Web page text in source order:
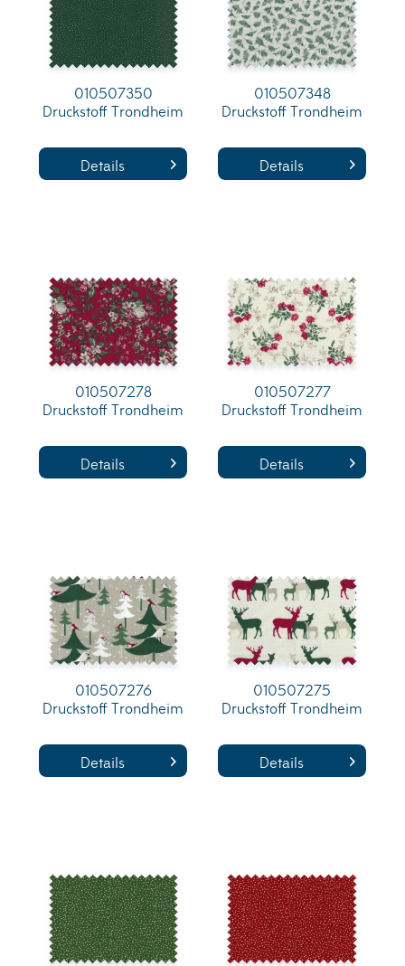
010507350
Druckstoff Trondheim
Details
010507348
Druckstoff Trondheim
Details
010507278
Druckstoff Trondheim
Details
010507277
Druckstoff Trondheim
Details
010507276
Druckstoff Trondheim
Details
010507275
Druckstoff Trondheim
Details